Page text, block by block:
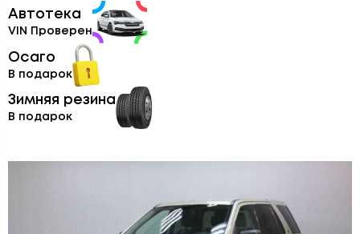
Автотека
VIN Проверен
Осаго
В подарок
Зимняя резина
В подарок